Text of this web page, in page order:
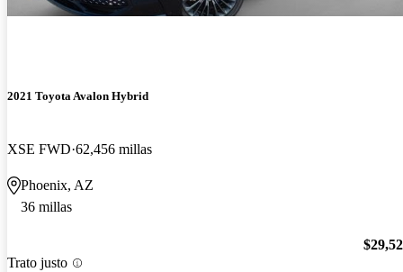
2021 Toyota Avalon Hybrid
XSE FWD 62,456 millas
Phoenix, AZ
36 millas
Trato justo